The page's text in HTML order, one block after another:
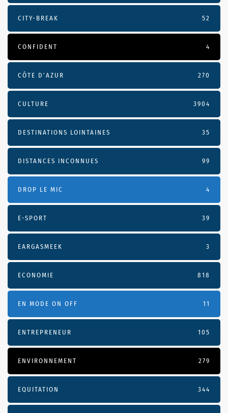
CITY-BREAK 52
CONFIDENT 4
CÔTE D’AZUR 270
CULTURE 3904
DESTINATIONS LOINTAINES 35
DISTANCES INCONNUES 99
DROP LE MIC 4
E-SPORT 39
EARGASMEEK 3
ECONOMIE 818
EN MODE ON OFF 11
ENTREPRENEUR 105
ENVIRONNEMENT 279
EQUITATION 344